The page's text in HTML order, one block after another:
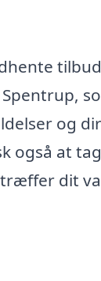
og
også at
træffer dit